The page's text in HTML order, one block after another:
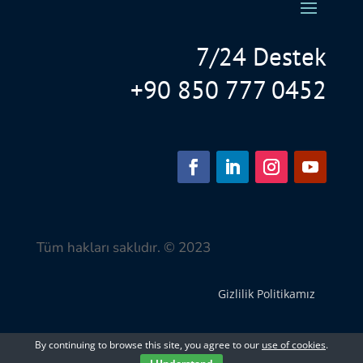
7/24 Destek
+90 850 777 0452
Tüm hakları saklıdır. © 2023
Gizlilik Politikamız
By continuing to browse this site, you agree to our use of cookies.